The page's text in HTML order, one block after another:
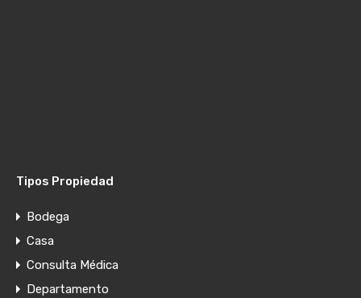
Tipos Propiedad
Bodega
Casa
Consulta Médica
Departamento